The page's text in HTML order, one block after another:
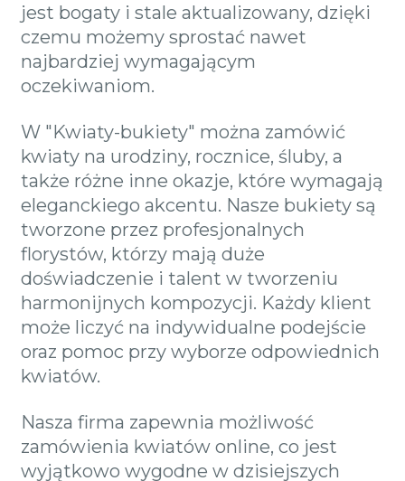
jest bogaty i stale aktualizowany, dzięki
czemu możemy sprostać nawet
najbardziej wymagającym
oczekiwaniom.
W "Kwiaty-bukiety" można zamówić
kwiaty na urodziny, rocznice, śluby, a
także różne inne okazje, które wymagają
eleganckiego akcentu. Nasze bukiety są
tworzone przez profesjonalnych
florystów, którzy mają duże
doświadczenie i talent w tworzeniu
harmonijnych kompozycji. Każdy klient
może liczyć na indywidualne podejście
oraz pomoc przy wyborze odpowiednich
kwiatów.
Nasza firma zapewnia możliwość
zamówienia kwiatów online, co jest
wyjątkowo wygodne w dzisiejszych